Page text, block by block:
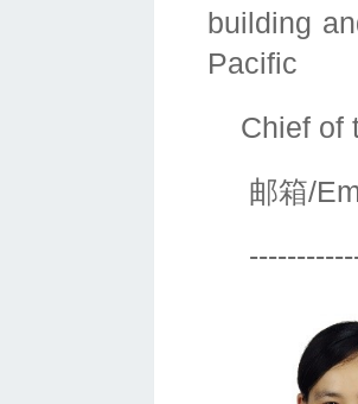
building
Pacific
Chief of
邮箱/